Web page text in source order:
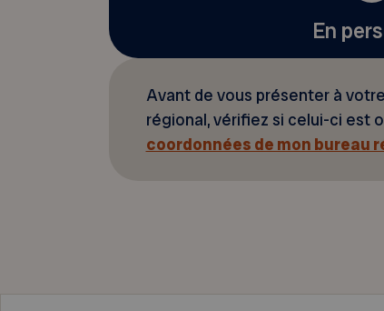
En
Avant de vous présenter à
régional, vérifiez si celui-ci est
coordonnées de mon bureau